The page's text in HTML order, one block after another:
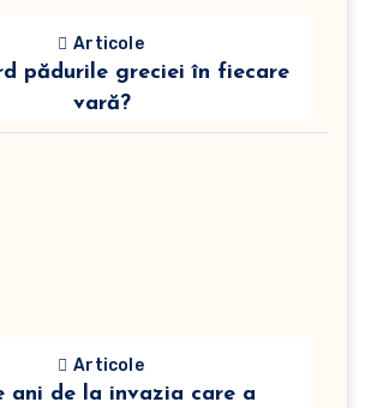
Articole
pădurile greciei în fiecare
vară?
Articole
ani de la invazia care a